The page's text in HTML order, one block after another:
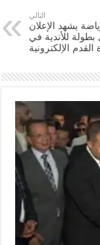
التالي
يشهد الإعلان
للأندية في
القدم الإلكترونية